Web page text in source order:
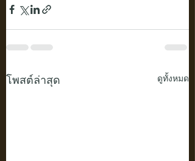
โพสต์ล่าสุด ดูทั้งหมด